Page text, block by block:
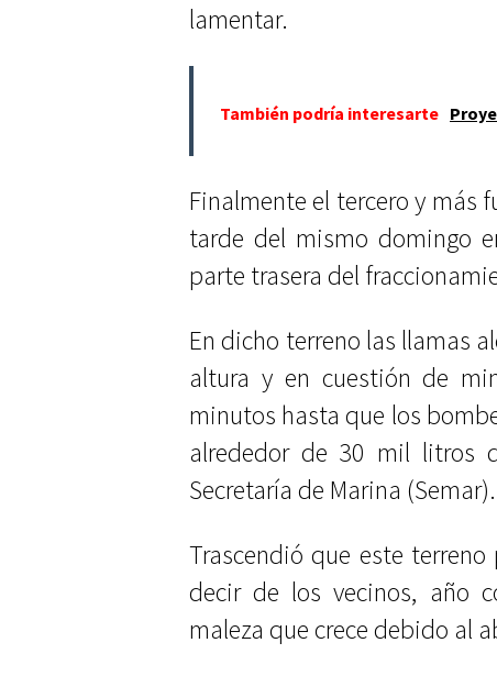
lamentar.
También podría interesarte
Finalmente el tercero y más
tarde del mismo domingo
parte trasera del
En dicho terreno las llamas
altura y en cuestión de
minutos hasta que los
alrededor de 30 mil litros
Secretaría de Marina (Semar).
Trascendió que este
decir de los vecinos, año
maleza que crece debido al